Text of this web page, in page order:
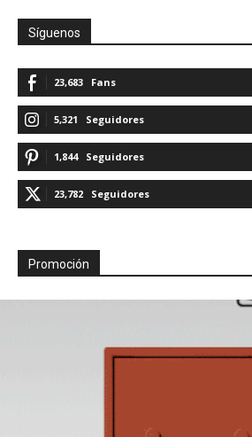
Síguenos
23,683 Fans
5,321 Seguidores
1,844 Seguidores
23,782 Seguidores
Promoción